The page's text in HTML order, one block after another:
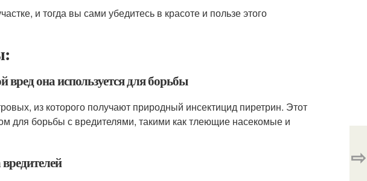
и тогда вы сами убедитесь в красоте и пользе этого
она используется для борьбы
из которого получают природный инсектицид пиретрин. Этот
для борьбы с вредителями, такими как тлеющие насекомые и
⇨